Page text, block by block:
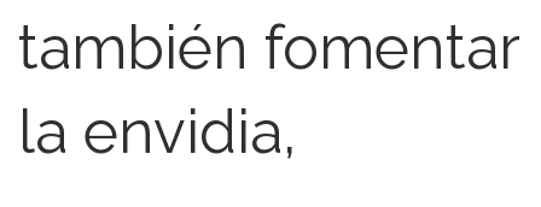
también fomentar
la envidia,